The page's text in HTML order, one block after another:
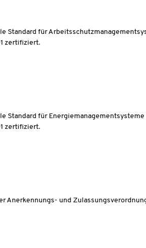
Standard für
zertifiziert.
Standard für
zertifiziert.
Anerkennungs- und